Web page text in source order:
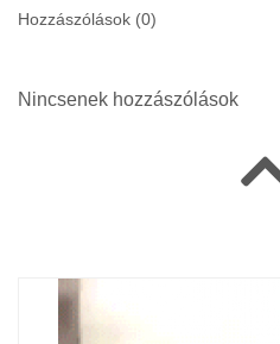
Hozzászólások (0)
Nincsenek hozzászólások